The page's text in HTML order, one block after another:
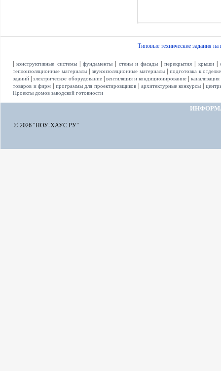
Типовые технические задания на
|конструктивные системы|фундаменты стены и фасады перекрытия| крыши|
теплоизоляционные материалы| звукоизоляционные материалы|
подготовка к отделке
зданий |электрическое оборудование| вентиляция и кондиционирование канализация
товаров и фирм программы для проектировщиков архитектурные конкурсы
Проекты домов заводской готовности
© 2026 "НОУ-ХАУС.РУ"